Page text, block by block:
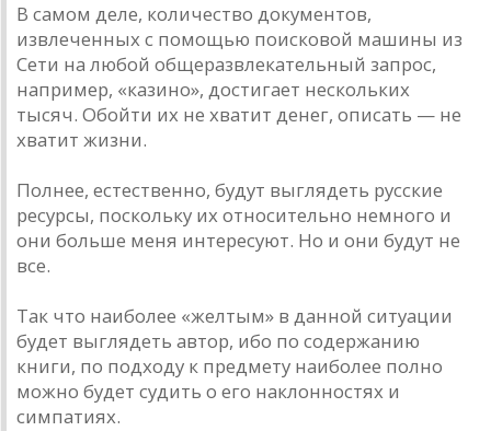
В самом деле, количество документов,
извлеченных с помощью поисковой машины из
Сети на любой общеразвлекательный запрос,
например, «казино», достигает нескольких
тысяч. Обойти их не хватит денег, описать — не
хватит жизни.
Полнее, естественно, будут выглядеть русские
ресурсы, поскольку их относительно немного и
они больше меня интересуют. Но и они будут не
все.
Так что наиболее «желтым» в данной ситуации
будет выглядеть автор, ибо по содержанию
книги, по подходу к предмету наиболее полно
можно будет судить о его наклонностях и
симпатиях.